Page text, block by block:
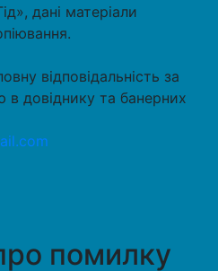
дані матеріали
відповідальність за
в довіднику та банерних
помилку